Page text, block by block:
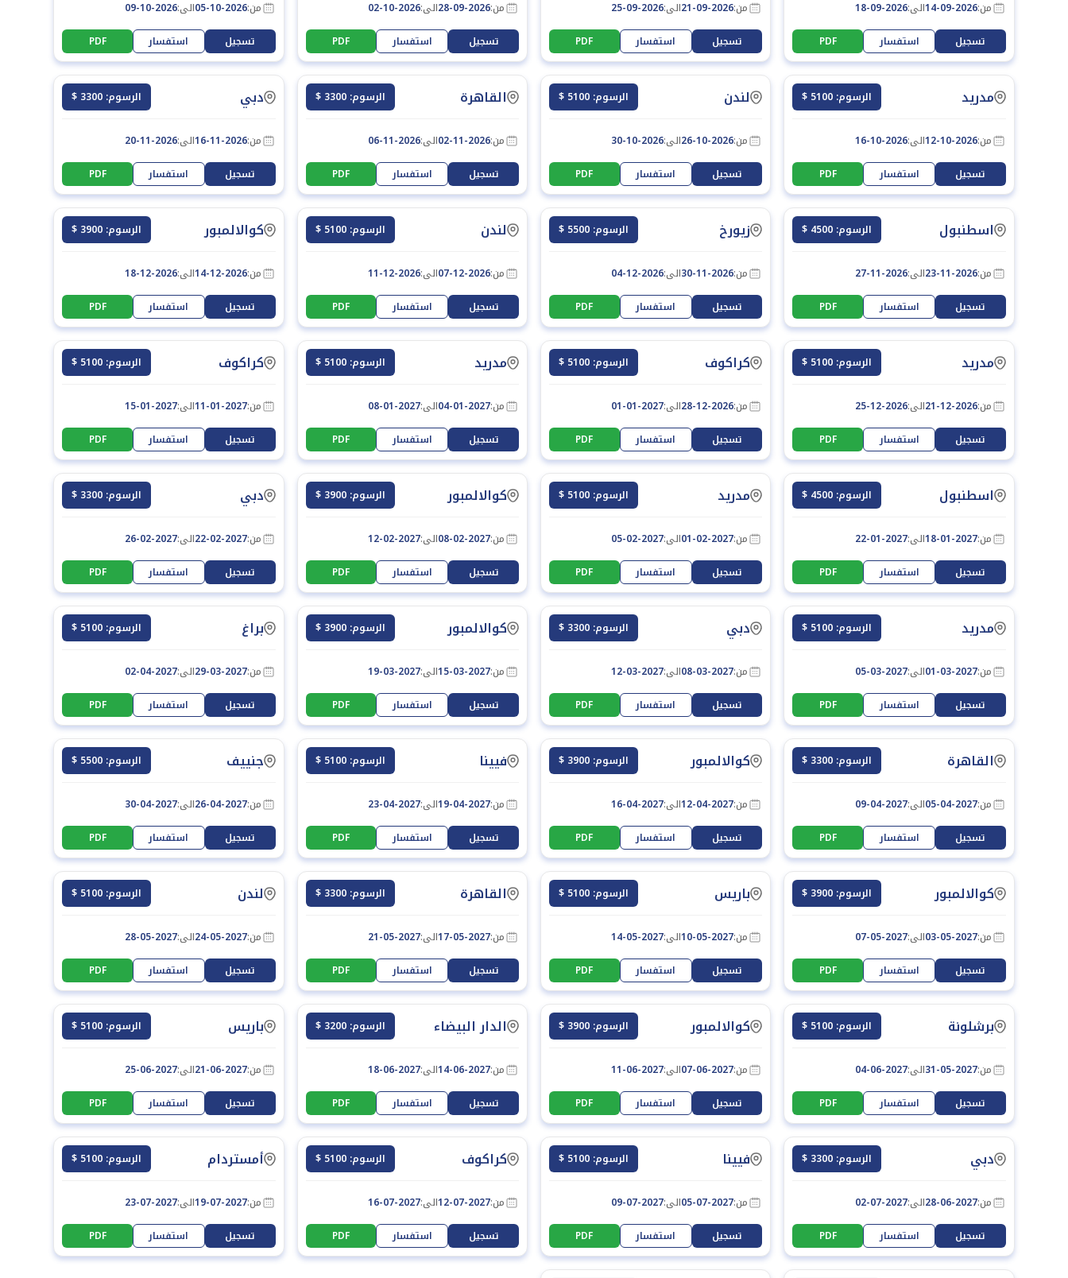
من:14-09-2026الى:18-09-2026
تسجيل
استفسار PDF
من:21-09-2026الى:25-09-2026
تسجيل
استفسار PDF
من:28-09-2026الى:02-10-2026
تسجيل
استفسار PDF
من:05-10-2026الى:09-10-2026
تسجيل
استفسار PDF
مدريد الرسوم: 5100 $
من:12-10-2026الى:16-10-2026
تسجيل
استفسار PDF
لندن الرسوم: 5100 $
من:26-10-2026الى:30-10-2026
تسجيل
استفسار PDF
القاهرة الرسوم: 3300 $
من:02-11-2026الى:06-11-2026
تسجيل
استفسار PDF
دبي الرسوم: 3300 $
من:16-11-2026الى:20-11-2026
تسجيل
استفسار PDF
اسطنبول الرسوم: 4500 $
من:23-11-2026الى:27-11-2026
تسجيل
استفسار PDF
زيورخ الرسوم: 5500 $
من:30-11-2026الى:04-12-2026
تسجيل
استفسار PDF
لندن الرسوم: 5100 $
من:07-12-2026الى:11-12-2026
تسجيل
استفسار PDF
كوالالمبور الرسوم: 3900 $
من:14-12-2026الى:18-12-2026
تسجيل
استفسار PDF
مدريد الرسوم: 5100 $
من:21-12-2026الى:25-12-2026
تسجيل
استفسار PDF
كراكوف الرسوم: 5100 $
من:28-12-2026الى:01-01-2027
تسجيل
استفسار PDF
مدريد الرسوم: 5100 $
من:04-01-2027الى:08-01-2027
تسجيل
استفسار PDF
كراكوف الرسوم: 5100 $
من:11-01-2027الى:15-01-2027
تسجيل
استفسار PDF
اسطنبول الرسوم: 4500 $
من:18-01-2027الى:22-01-2027
تسجيل
استفسار PDF
مدريد الرسوم: 5100 $
من:01-02-2027الى:05-02-2027
تسجيل
استفسار PDF
كوالالمبور الرسوم: 3900 $
من:08-02-2027الى:12-02-2027
تسجيل
استفسار PDF
دبي الرسوم: 3300 $
من:22-02-2027الى:26-02-2027
تسجيل
استفسار PDF
مدريد الرسوم: 5100 $
من:01-03-2027الى:05-03-2027
تسجيل
استفسار PDF
دبي الرسوم: 3300 $
من:08-03-2027الى:12-03-2027
تسجيل
استفسار PDF
كوالالمبور الرسوم: 3900 $
من:15-03-2027الى:19-03-2027
تسجيل
استفسار PDF
براغ الرسوم: 5100 $
من:29-03-2027الى:02-04-2027
تسجيل
استفسار PDF
القاهرة الرسوم: 3300 $
من:05-04-2027الى:09-04-2027
تسجيل
استفسار PDF
كوالالمبور الرسوم: 3900 $
من:12-04-2027الى:16-04-2027
تسجيل
استفسار PDF
فيينا الرسوم: 5100 $
من:19-04-2027الى:23-04-2027
تسجيل
استفسار PDF
جنييف الرسوم: 5500 $
من:26-04-2027الى:30-04-2027
تسجيل
استفسار PDF
كوالالمبور الرسوم: 3900 $
من:03-05-2027الى:07-05-2027
تسجيل
استفسار PDF
باريس الرسوم: 5100 $
من:10-05-2027الى:14-05-2027
تسجيل
استفسار PDF
القاهرة الرسوم: 3300 $
من:17-05-2027الى:21-05-2027
تسجيل
استفسار PDF
لندن الرسوم: 5100 $
من:24-05-2027الى:28-05-2027
تسجيل
استفسار PDF
برشلونة الرسوم: 5100 $
من:31-05-2027الى:04-06-2027
تسجيل
استفسار PDF
كوالالمبور الرسوم: 3900 $
من:07-06-2027الى:11-06-2027
تسجيل
استفسار PDF
الدار البيضاء الرسوم: 3200 $
من:14-06-2027الى:18-06-2027
تسجيل
استفسار PDF
باريس الرسوم: 5100 $
من:21-06-2027الى:25-06-2027
تسجيل
استفسار PDF
دبي الرسوم: 3300 $
من:28-06-2027الى:02-07-2027
تسجيل
استفسار PDF
فيينا الرسوم: 5100 $
من:05-07-2027الى:09-07-2027
تسجيل
استفسار PDF
كراكوف الرسوم: 5100 $
من:12-07-2027الى:16-07-2027
تسجيل
استفسار PDF
أمستردام الرسوم: 5100 $
من:19-07-2027الى:23-07-2027
تسجيل
استفسار PDF